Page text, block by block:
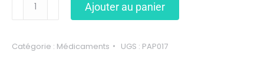
Ajouter au panier
Catégorie : Médicaments UGS : PAP017